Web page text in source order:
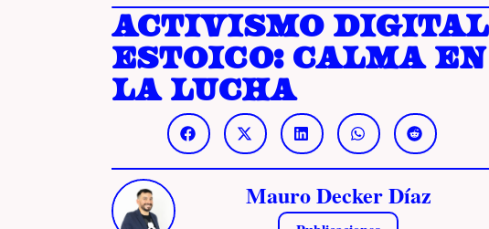
Activismo digital
estoico: calma en
la lucha
Mauro Decker Díaz